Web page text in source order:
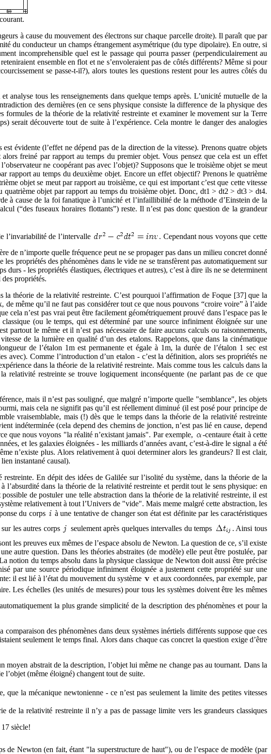
à cause du mouvement des électrons sur chaque parcelle droite). Il paraît que par
du conducteur un champs étrangement asymétrique (du type dipolaire). En outre, si
incomprehensible quel est le passage qui pourra passer (perpendiculairement au
ensemble en flot et ne s’envoleraient pas de côtés différents? Même si pour
se passe-t-il?), alors toutes les questions restent pour les autres côtés du
analyse tous les renseignements dans quelque temps après. L’unicité mutuelle de la
des dernières (en ce sens physique consiste la difference de la physique des
formules de la théorie de la relativité restreinte et examiner le movement sur la Terre
serait découverte tout de suite à l’expérience. Cela montre le danger des analogies
évidente (l’effet ne dépend pas de la direction de la vitesse). Prenons quatre objets
alors freiné par rapport au temps du premier objet. Vous pensez que cela est un effet
ne coopérant pas avec l’objet)? Supposons que le troisième objet se meut
rapport au temps du deuxième objet. Encore un effet objectif? Prenons le quatrième
objet se meut par rapport au troisième, ce qui est important c’est que cette vitesse
quatrième objet par rapport au temps du troisième objet. Donc, dt1 > dt2 > dt3 > dt4.
à cause de la foi fanatique à l’unicité et l’infaillibilité de la méthode d’Einstein de la
(“des fuseaux horaires flottants”) reste. Il n’est pas donc question de la grandeur
l’invariabilité de l’intervalle
. Cependant nous voyons que cette
de n’importe quelle fréquence peut ne se propager pas dans un milieu concret donné
propriétés des phénomènes dans le vide ne se transfèrent pas automatiquement sur
- les propriétés élastiques, électriques et autres), c’est à dire ils ne se determinent
propriétés.
théorie de la relativité restreinte. C’est pourquoi l’affirmation de Foque [37] que la
même qu’il ne faut pas considérer tout ce que nous pouvons “croire voire” à l’aide
cela n’est pas vrai peut être facilement géométriquement prouvé dans l’espace pas le
(ou le temps, qui est déterminé par une source infiniment éloignée sur une
partout le même et il n’est pas nécessaire de faire aucuns calculs ou raisonnements,
de la lumière en qualité d’un des etalons. Rappelons, que dans la cinématique
de l’étalon 1m est permanente et égale à 1m, la durée de l’étalon 1 sec est
avec). Comme l’introduction d’un etalon - c’est la définition, alors ses propriétés ne
dans la théorie de la relativité restreinte. Mais comme tous les calculs dans la
restreinte se trouve logiquement inconséquente (ne parlant pas de ce que
mais il n’est pas souligné, que malgré n’importe quelle "semblance", les objets
mais cela ne signifit pas qu’il est réellement diminué (il est posé pour principe de
vraisemblable, mais (!) dès que le temps dans la théorie de la relativité restreinte
indéterminée (cela depend des chemins de jonction, n’est pas lié en cause, depend
que nous voyons "la réalité n’existant jamais". Par exemple,
-centaure était à cette
et les galaxies éloignées - les milliards d’années avant, c’est-à-dire le signal a été
n’existe plus. Alors relativement à quoi determiner alors les grandeurs? Il est clair,
instantané causal).
En dépit des idées de Galilée sur l’isolité du système, dans la théorie de la
dans la théorie de la relativité restreinte et perdit tout le sens physique: en
de postuler une telle abstraction dans la théorie de la relativité restreinte, il est
relativement à tout l’Univers de "vide". Mais meme malgré cette abstraction, les
du corps
à une tentative de changer son état est définite par les caractéristiques
les autres corps seulement après quelques intervalles du temps
. Ainsi tous
les preuves eux mêmes de l’espace absolu de Newton. La question de ce, s’il existe
autre question. Dans les théories abstraites (de modèle) elle peut être postulée, par
notion du temps absolu dans la physique classique de Newton doit aussi être précise
par une source périodique infiniment éloignée a justement cette propriété sur une
il est lié à l’état du mouvement du système
et aux coordonnées, par exemple, par
Les échelles (les unités de mesures) pour tous les systèmes doivent être les mêmes
la plus grande simplicité de la description des phénomènes et pour la
des phénomènes dans deux systèmes inértiels différents suppose que ces
seulement le temps final. Alors dans chaque cas concret la question exige d’être
abstrait de la description, l’objet lui même ne change pas au tournant. Dans la
l’objet (même éloigné) changent tout de suite.
que la mécanique newtonienne - ce n’est pas seulement la limite des petites vitesses
de la relativité restreinte il n’y a pas de passage limite vers les grandeurs classiques
17 siècle!
de Newton (en fait, étant "la superstructure de haut"), ou de l’espace de modèle (par